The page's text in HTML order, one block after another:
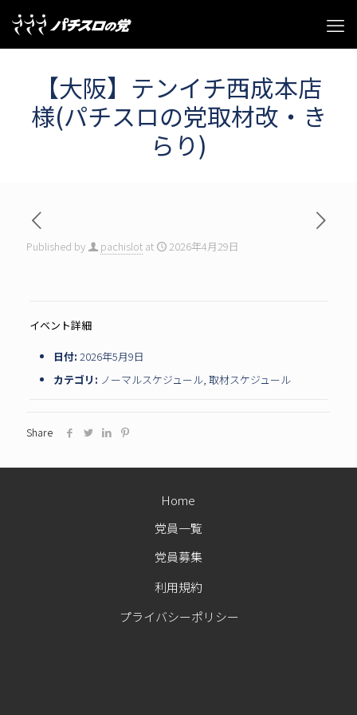
【大阪】テンイチ西成本店
様(パチスロの党取材改・き
らり)
Published by pachislot at 2026年4月29日
イベント詳細
日付: 2026年5月9日
カテゴリ: ノーマルスケジュール, 取材スケジュール
Share
党員一覧
党員募集
利用規約
Home
プライバシーポリシー